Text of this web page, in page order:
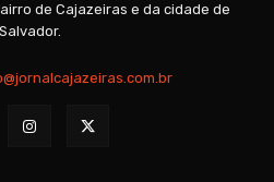
de Cajazeiras e da cidade de
Salvador.